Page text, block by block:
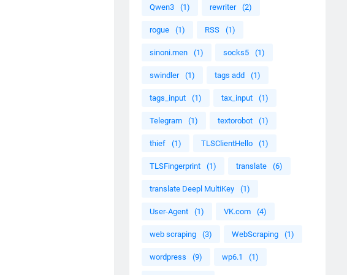
Qwen3 (1) rewriter (2)
rogue (1) RSS (1)
sinoni.men (1) socks5 (1)
swindler (1) tags add (1)
tags_input (1) tax_input (1)
Telegram (1) textorobot (1)
thief (1) TLSClientHello (1)
TLSFingerprint (1) translate (6)
translate Deepl MultiKey (1)
User-Agent (1) VK.com (4)
web scraping (3) WebScraping (1)
wordpress (9) wp6.1 (1)